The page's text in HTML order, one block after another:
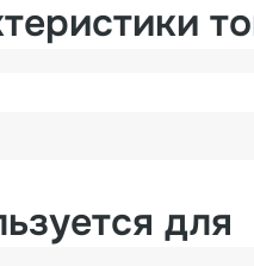
для